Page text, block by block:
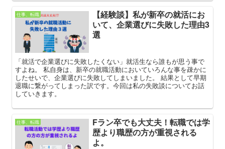
仕事、転職
【経験談】私が新卒の就活にお
いて、企業選びに失敗した理由3
選
「就活で企業選びに失敗したくない」就活生なら誰もが思う事で
すよね。 私自身は、新卒の就職活動においていろんな事を疎かに
したせいで、企業選びに失敗してしまいました。 結果として早期
退職に繋がってしまった訳です。今回は私の失敗談についてお話
していきます。
仕事、転職
Fラン卒でも大丈夫！転職では学
歴より職歴の方が重視される
よ。